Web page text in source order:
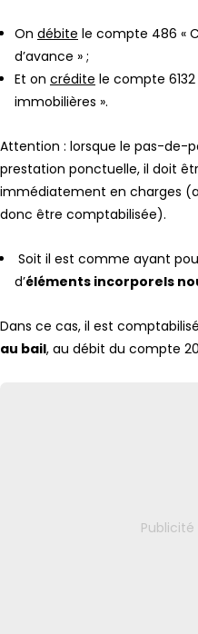
On débite le compte 486 «
d’avance » ;
Et on crédite le compte
immobilières ».
Attention : lorsque le pas-de-
prestation ponctuelle, il doit
immédiatement en charges
donc être comptabilisée).
Soit il est comme ayant
d’éléments incorporels
Dans ce cas, il est comptabilisé
au bail, au débit du compte